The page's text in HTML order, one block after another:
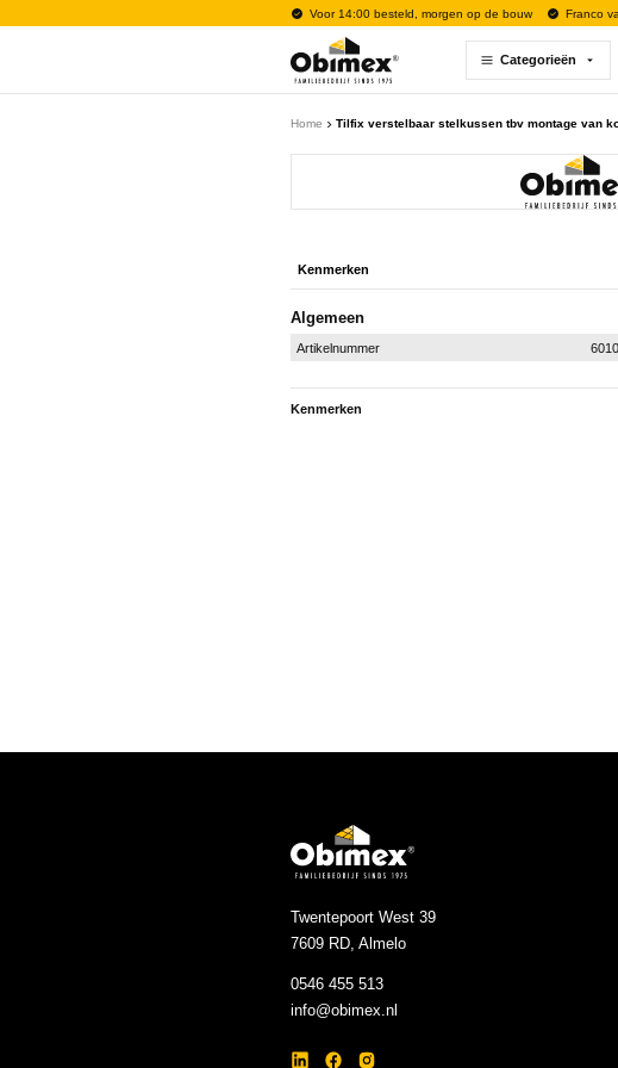
Voor 14:00 besteld, morgen op de bouw Franco
Categorieën
Home Tilfix verstelbaar stelkussen tbv montage van
Kenmerken
Algemeen
Artikelnummer
Kenmerken
Twentepoort West 39
7609 RD, Almelo
0546 455 513
info@obimex.nl